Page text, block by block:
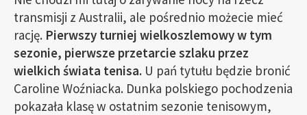
transmisji z Australii, ale pośrednio możecie mieć
rację. Pierwszy turniej wielkoszlemowy w tym
sezonie, pierwsze przetarcie szlaku przez
wielkich świata tenisa. U pań tytułu będzie bronić
Caroline Woźniacka. Dunka polskiego pochodzenia
pokazała klasę w ostatnim sezonie tenisowym,